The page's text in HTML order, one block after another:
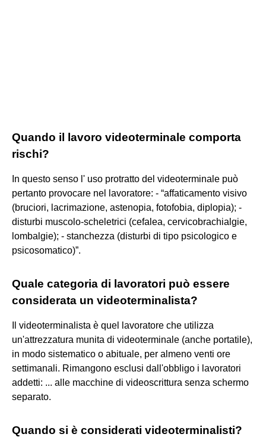
Quando il lavoro videoterminale comporta
rischi?
In questo senso l' uso protratto del videoterminale può
pertanto provocare nel lavoratore: - “affaticamento visivo
(bruciori, lacrimazione, astenopia, fotofobia, diplopia); -
disturbi muscolo-scheletrici (cefalea, cervicobrachialgie,
lombalgie); - stanchezza (disturbi di tipo psicologico e
psicosomatico)”.
Quale categoria di lavoratori può essere
considerata un videoterminalista?
Il videoterminalista è quel lavoratore che utilizza
un'attrezzatura munita di videoterminale (anche portatile),
in modo sistematico o abituale, per almeno venti ore
settimanali. Rimangono esclusi dall'obbligo i lavoratori
addetti: ... alle macchine di videoscrittura senza schermo
separato.
Quando si è considerati videoterminalisti?